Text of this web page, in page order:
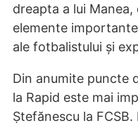
dreapta a lui
elemente
ale fotbalistului și
Din anumite puncte
la Rapid este mai
Ștefănescu la